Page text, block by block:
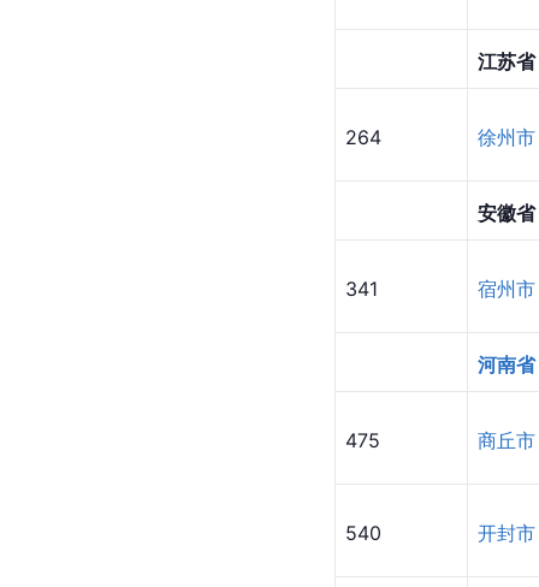
江苏省
264 徐州市
安徽省
341 宿州市
河南省
475 商丘市
540 开封市